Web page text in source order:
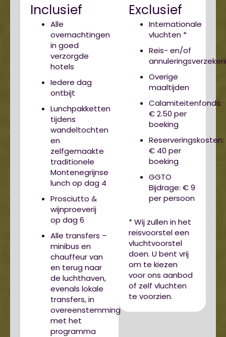
Inclusief
Alle
overnachtingen
in goed
verzorgde
hotels
Iedere dag
ontbijt
Lunchpakketten
tijdens
wandeltochten
en
zelfgemaakte
traditionele
Montenegrijnse
lunch op dag 4
Prosciutto &
wijnproeverij
op dag 6
Alle transfers –
minibus en
chauffeur van
en terug naar
de luchthaven,
evenals lokale
transfers, in
overeenstemming
met het
programma
Exclusief
Internationale
vluchten *
Reis- en/of
Overige
maaltijden
Calamiteitenfonds:
€ 2.50 per
boeking
Reserveringskosten:
€ 40 per
boeking
GGTO
Bijdrage: € 9
per persoon
* Wij zullen in het
reisvoorstel een
vluchtvoorstel
doen. U bent vrij
om te kiezen
voor ons aanbod
of zelf vluchten
te voorzien.